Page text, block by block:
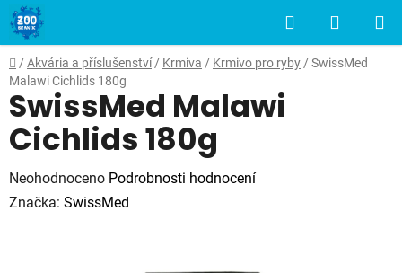
Přejít
na
obsah
Hledat
KOŠÍK
Domů
/ Akvária a příslušenství / Krmiva / Krmivo pro ryby / SwissMed
Malawi Cichlids 180g
SwissMed Malawi
Cichlids 180g
Průměrné
hodnocení
Neohodnoceno Podrobnosti hodnocení
Značka: SwissMed